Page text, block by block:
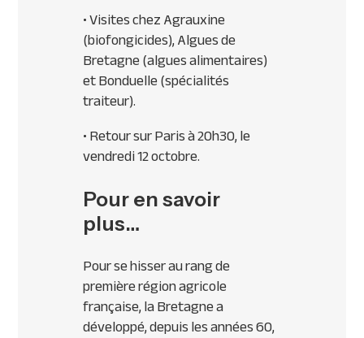
• Visites chez Agrauxine
(biofongicides), Algues de
Bretagne (algues alimentaires)
et Bonduelle (spécialités
traiteur).
• Retour sur Paris à 20h30, le
vendredi 12 octobre.
Pour en savoir
plus…
Pour se hisser au rang de
première région agricole
française, la Bretagne a
développé, depuis les années 60,